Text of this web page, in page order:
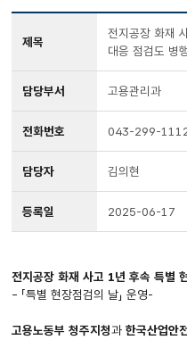
제목
전지공장 화재
대응 점검도 병행
담당부서 고용관리과
전화번호 043-299-
담당자 김의현
등록일 2025-06-17
전지공장 화재 사고 1년 후속 특별
- 「특별 현장점검의 날」 운영-
고용노동부 청주지청과 한국산업안